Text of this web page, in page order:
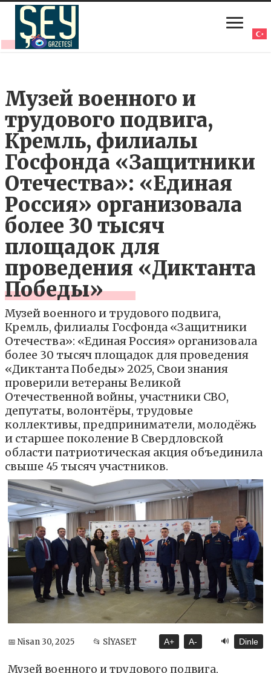
Музей военного и
трудового подвига,
Кремль, филиалы
Госфонда «Защитники
Отечества»: «Единая
Россия» организовала
более 30 тысяч
площадок для
проведения «Диктанта
Победы»
Музей военного и трудового подвига,
Кремль, филиалы Госфонда «Защитники
Отечества»: «Единая Россия» организовала
более 30 тысяч площадок для проведения
«Диктанта Победы» 2025, Свои знания
проверили ветераны Великой
Отечественной войны, участники СВО,
депутаты, волонтёры, трудовые
коллективы, предприниматели, молодёжь
и старшее поколение В Свердловской
области патриотическая акция объединила
свыше 45 тысяч участников.
📅 Nisan 30, 2025 📂 SİYASET A+ A- 🔊 Dinle
Музей военного и трудового подвига,